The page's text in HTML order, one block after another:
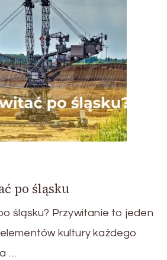
po śląsku
śląsku? Przywitanie to jeden
kultury każdego
…